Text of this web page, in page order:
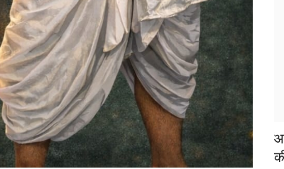
कांग्रेसियों को अब हर पवित्र और जनहित के कार्य में
भी गड़बड़ी...